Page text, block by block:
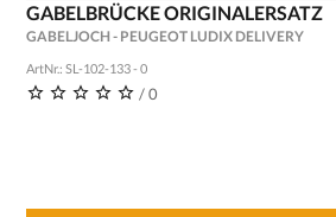
GABELBRÜCKE ORIGINALERSATZ
GABELJOCH - PEUGEOT LUDIX DELIVERY
ArtNr.: SL-102-133 - 0
/ 0